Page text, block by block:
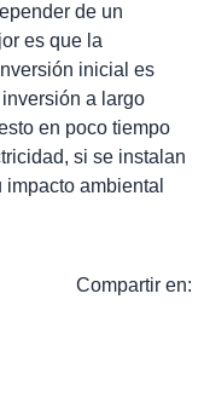
de un
es que la
inicial es
a largo
en poco tiempo
si se instalan
ambiental
Compartir en: